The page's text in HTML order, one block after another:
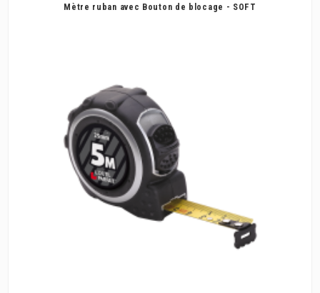
Mètre ruban avec Bouton de blocage - SOFT